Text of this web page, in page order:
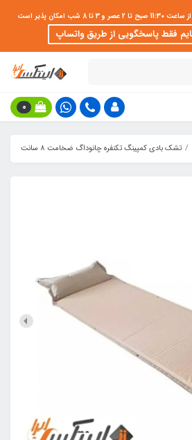
پذیر است
فقط پاسخگویی از طریق واتساپ
0
تشک بادی کمپینگ تکنفره چانوداگ ضخامت 8 سانت